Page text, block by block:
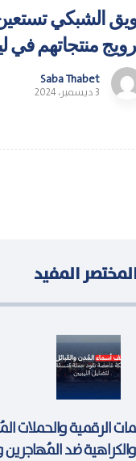
الشبكي تستعين
منتجاتهم في
Saba Thabet
3 ديسمبر، 2024
المفيد
الرقمية والحملات
ضد